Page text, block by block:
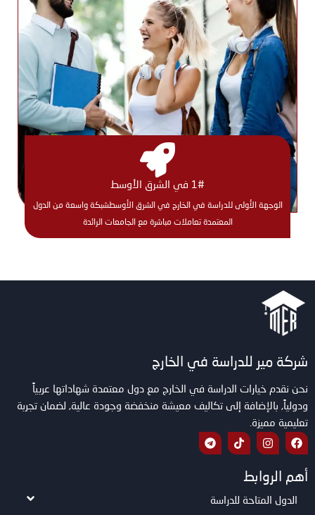
1# في الشرق الأوسط
الوجهة الأولى للدراسة في الخارج في الشرق الأوسطشبكة واسعة من الدول
المعتمدة تعاملات مباشرة مع الجامعات الرائدة
شركة مير للدراسة في الخارج
نحن نقدم خيارات الدراسة في الخارج مع دول معتمدة شهاداتها عربياً
ودولياً, بالإضافة إلى تكاليف معيشة منخفضة وجودة عالية, لضمان تجربة
تعليمية مميزة.
أهم الروابط
الدول المتاحة للدراسة